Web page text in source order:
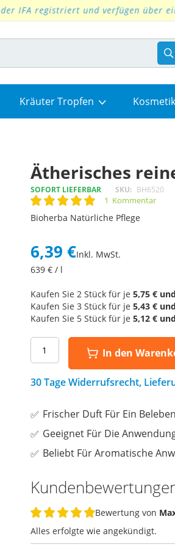
30 Tage Widerrufsrecht
Kräuter Tropfen Kosmetik
Ätherisches
SOFORT LIEFERBAR SKU BH6520
Rating: 1 Kommentar
Bioherba Natürliche Pflege
6,39 €Inkl. MwSt.
639€ / l
Kaufen Sie 2 Stück für je 5,75 €
Kaufen Sie 3 Stück für je 5,43 €
Kaufen Sie 5 Stück für je 5,12 €
In den
30 Tage Widerrufsrecht,
Frischer Duft Für Ein
Geeignet Für Die
Beliebt Für Aromatische
Bewertung von
Alles erfolgte wie angekündigt.